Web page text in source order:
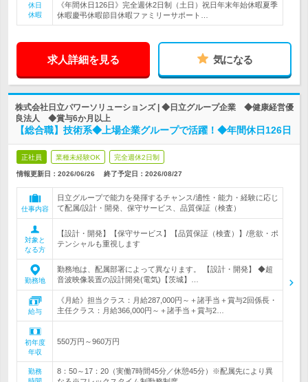
休日
休暇
《年間休日126日》完全週休2日制（土日）祝日年末年始休暇夏季
休暇慶弔休暇節目休暇ファミリーサポート…
求人詳細を見る 気になる
株式会社日立パワーソリューションズ | ◆日立グループ企業 ◆健康経営優
良法人 ◆賞与6か月以上
【総合職】技術系◆上場企業グループで活躍！◆年間休日126日
正社員 業種未経験OK 完全週休2日制
情報更新日：2026/06/26 終了予定日： 2026/08/27
仕事内容
日立グループで能力を発揮するチャンス/適性・能力・経験に応じ
て配属/設計・開発、保守サービス、品質保証（検査）
対象と
なる方
【設計・開発】【保守サービス】【品質保証（検査）】/意欲・ポ
テンシャルも重視します
勤務地
勤務地は、配属部署によって異なります。 【設計・開発】 ◆超
音波映像装置の設計開発(電気)【茨城】…
給与
《月給》担当クラス：月給287,000円～＋諸手当＋賞与2回係長・
主任クラス：月給366,000円～＋諸手当＋賞与2…
初年度
年収
550万円～960万円
勤務
8：50～17：20（実働7時間45分／休憩45分）※配属先により異